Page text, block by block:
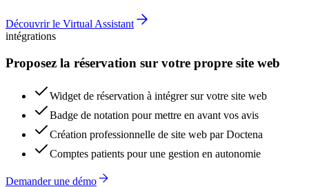
Découvrir le Virtual Assistant
intégrations
Proposez la réservation sur votre propre site web
Widget de réservation à intégrer sur votre site web
Badge de notation pour mettre en avant vos avis
Création professionnelle de site web par Doctena
Comptes patients pour une gestion en autonomie
Demander une démo